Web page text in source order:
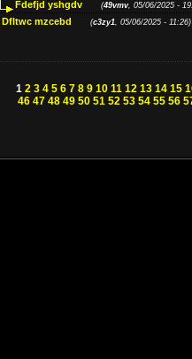
Fdefjd yshgdv (49vmv, 05/06/2025 -
Dfltwc mzcebd (c3zy1, 05/06/2025 - 11:26)
1 2 3 4 5 6 7 8 9 10 11 12 13 14 15
46 47 48 49 50 51 52 53 54 55 56